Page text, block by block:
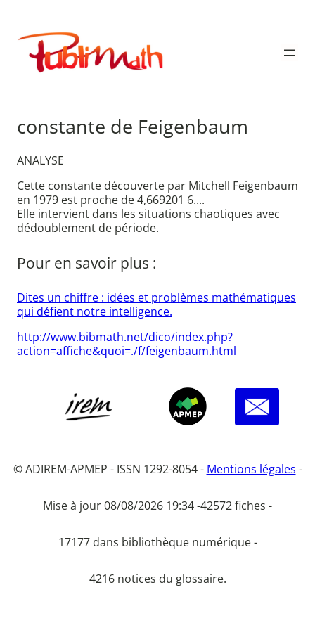
contenu
Publimath
constante de Feigenbaum
ANALYSE
Cette constante découverte par Mitchell Feigenbaum
en 1979 est proche de 4,669201 6....
Elle intervient dans les situations chaotiques avec
dédoublement de période.
Pour en savoir plus :
Dites un chiffre : idées et problèmes mathématiques
qui défient notre intelligence.
http://www.bibmath.net/dico/index.php?
action=affiche&quoi=./f/feigenbaum.html
© ADIREM-APMEP - ISSN 1292-8054 - Mentions légales -
Mise à jour 08/08/2026 19:34 -42572 fiches -
17177 dans bibliothèque numérique -
4216 notices du glossaire.